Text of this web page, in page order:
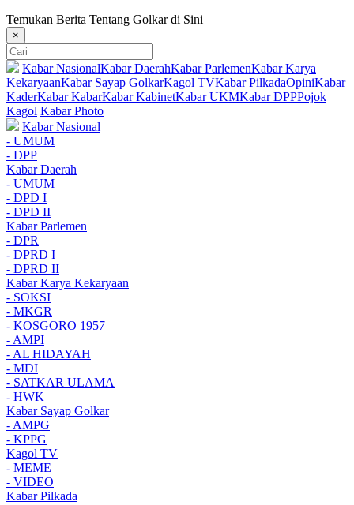
Temukan Berita Tentang Golkar di Sini
×
Kabar NasionalKabar DaerahKabar ParlemenKabar Karya
KekaryaanKabar Sayap GolkarKagol TVKabar PilkadaOpiniKabar
KaderKabar KabarKabar KabinetKabar UKMKabar DPPPojok
Kagol Kabar Photo
Kabar Nasional
- UMUM
- DPP
Kabar Daerah
- UMUM
- DPD I
- DPD II
Kabar Parlemen
- DPR
- DPRD I
- DPRD II
Kabar Karya Kekaryaan
- SOKSI
- MKGR
- KOSGORO 1957
- AMPI
- AL HIDAYAH
- MDI
- SATKAR ULAMA
- HWK
Kabar Sayap Golkar
- AMPG
- KPPG
Kagol TV
- MEME
- VIDEO
Kabar Pilkada